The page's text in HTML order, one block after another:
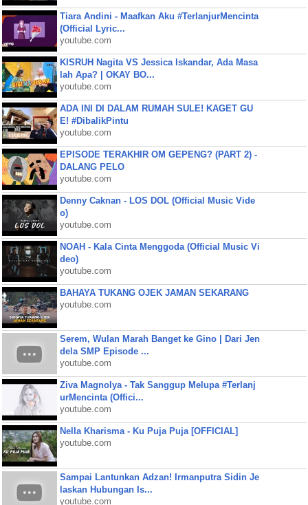
Tiara Andini - Maafkan Aku #TerlanjurMencinta
(Official Lyric...
youtube.com
KISRUH Nagita VS Jessica Iskandar, Ada Masa
lah Apa? | OKAY BO...
youtube.com
ADA INI DI DALAM RUMAH SULE! KAGET GU
E! #DibalikPintu
youtube.com
EPISODE TERAKHIR OM GEPENG? (PART 2) -
DALANG PELO
youtube.com
Denny Caknan - LOS DOL (Official Music Vide
o)
youtube.com
NOAH - Kala Cinta Menggoda (Official Music Vi
deo)
youtube.com
BAHAYA TUKANG OJEK JAMAN SEKARANG
youtube.com
Serem, Wulan Marah Banget ke Gino | Dari Jen
dela SMP Episode ...
youtube.com
Ziva Magnolya - Tak Sanggup Melupa #Terlanj
urMencinta (Offici...
youtube.com
Nella Kharisma - Ku Puja Puja [OFFICIAL]
youtube.com
Sampai Lantunkan Adzan! Irmanputra Sidin Je
laskan Hubungan Is...
youtube.com